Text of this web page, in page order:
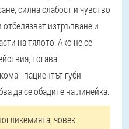
силна слабост и чувство
изтръпване и
на тялото. Ако не се
тогава
- пациентът губи
да се обадите на линейка.
човек